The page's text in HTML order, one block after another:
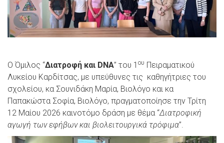
Ο Όμιλος “Διατροφή και DNA” του 1 ου Πειραματικού
Λυκείου Καρδίτσας, με υπεύθυνες τις καθηγήτριες του
σχολείου, κα Σουνιδάκη Μαρία, Βιολόγο και κα
Παπακώστα Σοφία, Βιολόγο, πραγματοποίησε την Τρίτη
12 Μαίου 2026 καινοτόμο δράση με θέμα “Διατροφική
αγωγή των εφήβων και βιολειτουργικά τρόφιμα”.